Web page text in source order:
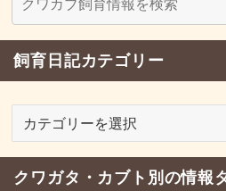
飼育日記カテゴリー
日
記
クワガタ・カブト別の情報